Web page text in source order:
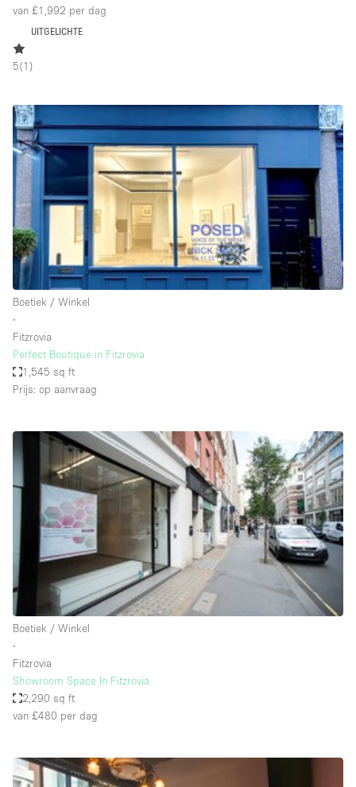
Boot
Dak
Evenementruimte
Foto / Filmstudio
Galerie
Herenhuis / Huis
Kantoorruimte
Kraampje / Marktkraam
Magazijn
Markt / Festival
Overige
Restaurant / Bar / Café
Salon
Unieke ruimte
Vergaderruimte
Vrachtwagen
Winkel delen
Kenmerken ruimte
Animals Friendly
van £1,992 per dag
UITGELICHTE
5(1 )
Boetiek / Winkel
∙
Fitzrovia
Perfect Boutique in Fitzrovia
1,545 sq ft
Prijs: op aanvraag
Boetiek / Winkel
∙
Fitzrovia
Showroom Space In Fitzrovia
2,290 sq ft
van £480 per dag